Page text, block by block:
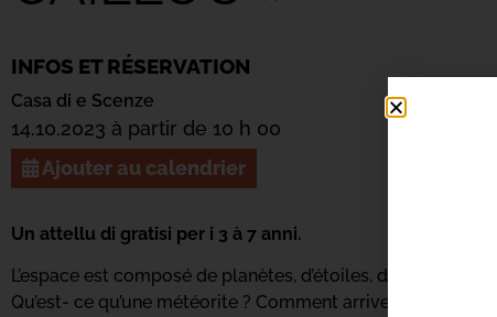
INFOS ET RÉSERVATION
Casa di e Scenze
14.10.2023 à partir de 10 h 00
Ajouter au calendrier
Un attellu di gratisi per i 3 à 7 anni.
L’espace est composé de planètes, d’étoiles, de la lune et
Qu’est- ce qu’une météorite ? Comment arrive-t-elle sur